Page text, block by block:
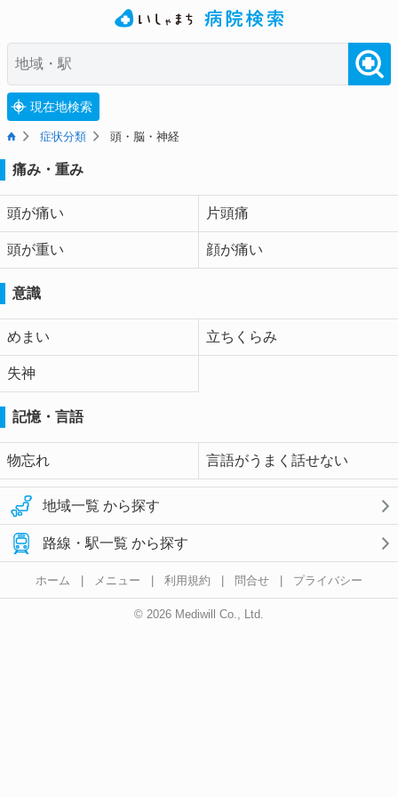
現在地検索
症状分類 頭・脳・神経
痛み・重み
頭が痛い 片頭痛
頭が重い 顔が痛い
意識
めまい 立ちくらみ
失神
記憶・言語
物忘れ 言語がうまく話せない
地域一覧 から探す
路線・駅一覧 から探す
ホーム | メニュー | 利用規約 | 問合せ | プライバシー
© 2026 Mediwill Co., Ltd.